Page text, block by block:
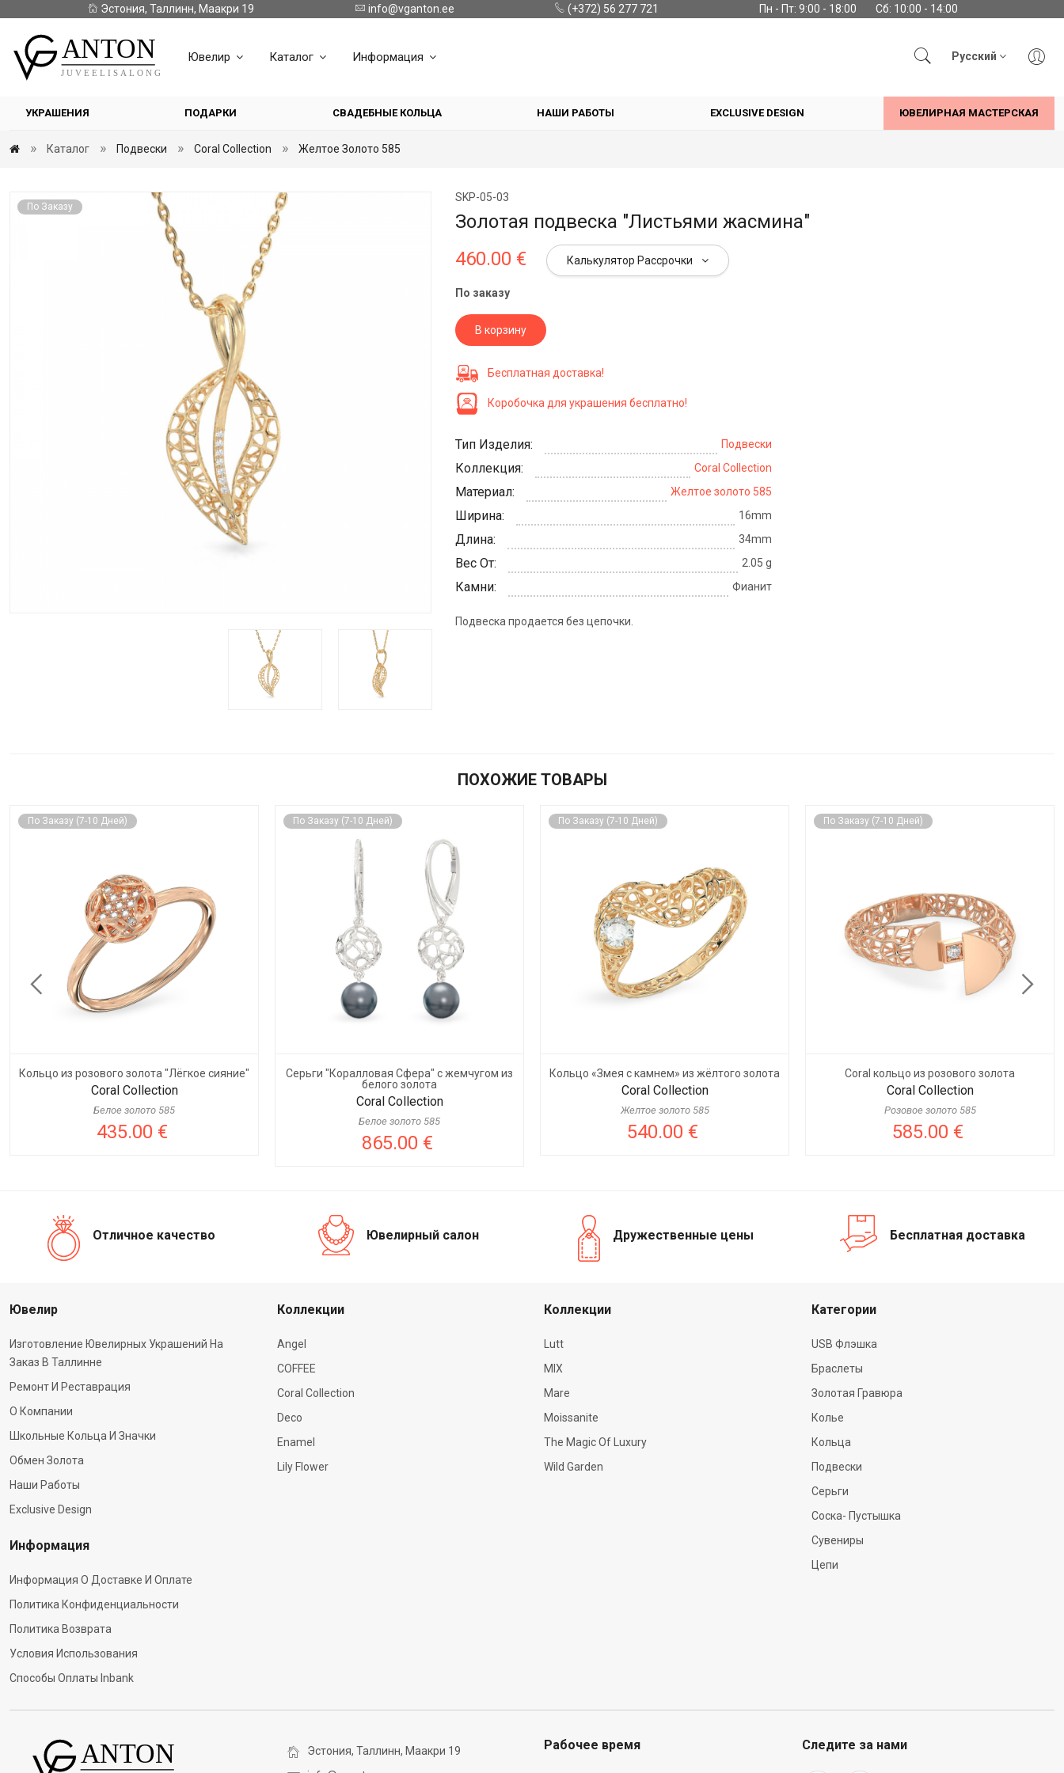
Эстония, Таллинн, Маакри 19 info@vganton.ee (+372) 56 277 721 Пн - Пт: 9:00 - 18:00 Сб: 10:00 - 14:00
Ювелир Каталог Информация Русский
УКРАШЕНИЯ ПОДАРКИ СВАДЕБНЫЕ КОЛЬЦА НАШИ РАБОТЫ EXCLUSIVE DESIGN ЮВЕЛИРНАЯ МАСТЕРСКАЯ
Каталог Подвески Coral Collection Желтое Золото 585
По Заказу
SKP-05-03
Золотая подвеска "Листьями жасмина"
460.00 €
Калькулятор Рассрочки
По заказу
В корзину
Бесплатная доставка!
Коробочка для украшения бесплатно!
Тип Изделия: Подвески
Коллекция: Coral Collection
Материал: Желтое золото 585
Ширина: 16mm
Длина: 34mm
Вес От: 2.05 g
Камни: Фианит
Подвеска продается без цепочки.
ПОХОЖИЕ ТОВАРЫ
По Заказу (7-10 Дней)
Кольцо из розового золота "Лёгкое сияние"
Coral Collection
Белое золото 585
435.00 €
По Заказу (7-10 Дней)
Серьги "Коралловая Сфера" с жемчугом из
белого золота
Coral Collection
Белое золото 585
865.00 €
По Заказу (7-10 Дней)
Кольцо «Змея с камнем» из жёлтого золота
Coral Collection
Желтое золото 585
540.00 €
По Заказу (7-10 Дней)
Coral кольцо из розового золота
Coral Collection
Розовое золото 585
585.00 €
Отличное качество Ювелирный салон Дружественные цены Бесплатная доставка
Ювелир
Изготовление Ювелирных Украшений На
Заказ В Таллинне
Ремонт И Реставрация
О Компании
Школьные Кольца И Значки
Обмен Золота
Наши Работы
Exclusive Design
Информация
Информация О Доставке И Оплате
Политика Конфиденциальности
Политика Возврата
Условия Использования
Способы Оплаты Inbank
Коллекции
Angel
COFFEE
Coral Collection
Deco
Enamel
Lily Flower
Коллекции
Lutt
MIX
Mare
Moissanite
The Magic Of Luxury
Wild Garden
Категории
USB Флэшка
Браслеты
Золотая Гравюра
Колье
Кольца
Подвески
Серьги
Соска- Пустышка
Сувениры
Цепи
Эстония, Таллинн, Маакри 19
Рабочее время Следите за нами